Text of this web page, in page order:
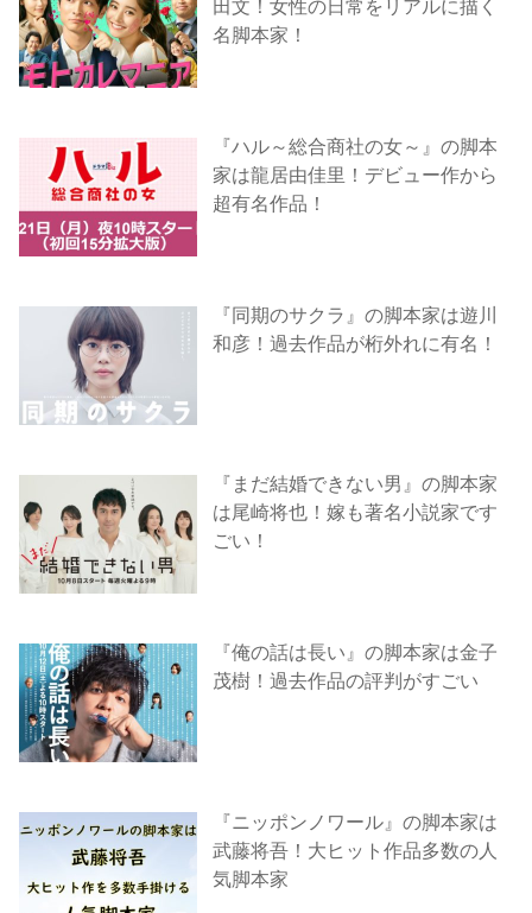
田文！女性の日常をリアルに描く
名脚本家！
『ハル～総合商社の女～』の脚本
家は龍居由佳里！デビュー作から
超有名作品！
『同期のサクラ』の脚本家は遊川
和彦！過去作品が桁外れに有名！
『まだ結婚できない男』の脚本家
は尾崎将也！嫁も著名小説家です
ごい！
『俺の話は長い』の脚本家は金子
茂樹！過去作品の評判がすごい
『ニッポンノワール』の脚本家は
武藤将吾！大ヒット作品多数の人
気脚本家